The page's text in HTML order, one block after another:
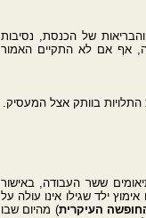
של הכנסת, נסיבות
זה, אף אם לא התקיים האמור
בוותק אצל המעסיק.
המחוייבים ובתיאומים ששר העבודה, באישור
ילד שגילו אינו עולה על
העיקרית) מהיום שבו